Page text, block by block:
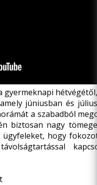
gyermeknapi
júniusban és
a szabadból
biztosan nagy
hogy